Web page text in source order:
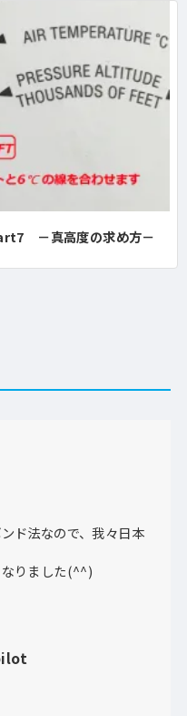
－真高度の求め方－
ド法なので、我々日本
りました(^^)